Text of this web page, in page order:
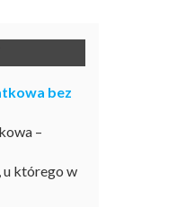
bez
–
u którego w